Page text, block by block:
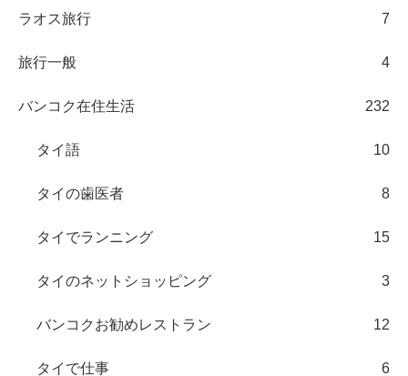
ラオス旅行 7
旅行一般 4
バンコク在住生活 232
タイ語 10
タイの歯医者 8
タイでランニング 15
タイのネットショッピング 3
バンコクお勧めレストラン 12
タイで仕事 6